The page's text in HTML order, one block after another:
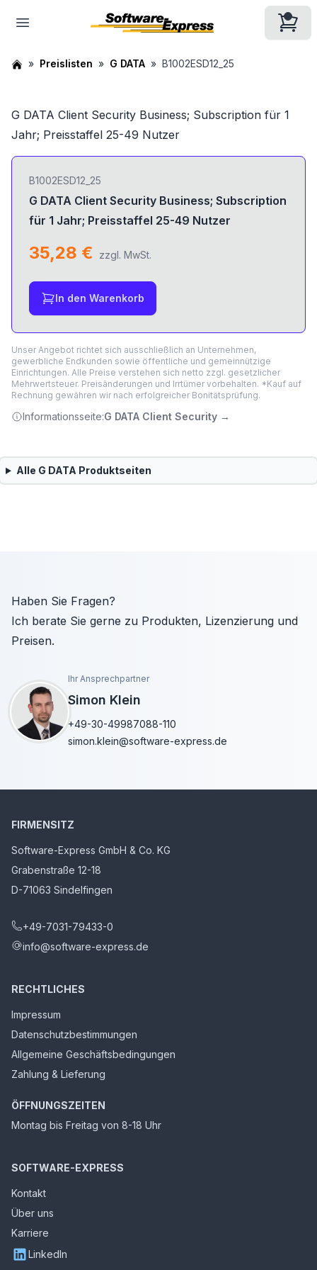
Preislisten G DATA B1002ESD12_25
G DATA Client Security Business; Subscription für 1
Jahr; Preisstaffel 25-49 Nutzer
B1002ESD12_25
G DATA Client Security Business; Subscription
für 1 Jahr; Preisstaffel 25-49 Nutzer
35,28 € zzgl. MwSt.
In den Warenkorb
Unser Angebot richtet sich ausschließlich an Unternehmen,
gewerbliche Endkunden sowie öffentliche und gemeinnützige
Einrichtungen. Alle Preise verstehen sich netto zzgl. gesetzlicher
Mehrwertsteuer. Preisänderungen und Irrtümer vorbehalten. *Kauf auf
Rechnung gewähren wir nach erfolgreicher Bonitätsprüfung.
Informationsseite:G DATA Client Security →
Alle G DATA Produktseiten
Haben Sie Fragen?
Ich berate Sie gerne zu Produkten, Lizenzierung und
Preisen.
Ihr Ansprechpartner
Simon Klein
+49-30-49987088-110
simon.klein@software-express.de
FIRMENSITZ
Software-Express GmbH & Co. KG
Grabenstraße 12-18
D-71063 Sindelfingen
+49-7031-79433-0
info@software-express.de
RECHTLICHES
Impressum
Datenschutzbestimmungen
Allgemeine Geschäftsbedingungen
Zahlung & Lieferung
ÖFFNUNGSZEITEN
Montag bis Freitag von 8-18 Uhr
SOFTWARE-EXPRESS
Kontakt
Über uns
Karriere
LinkedIn